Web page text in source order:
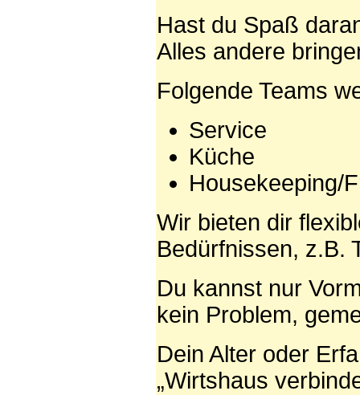
Hast du Spaß
Alles andere
Folgende Teams
Service
Küche
Housekeeping/
Wir bieten dir
Bedürfnissen, z.B.
Du kannst nur
kein Problem,
Dein Alter oder
„Wirtshaus